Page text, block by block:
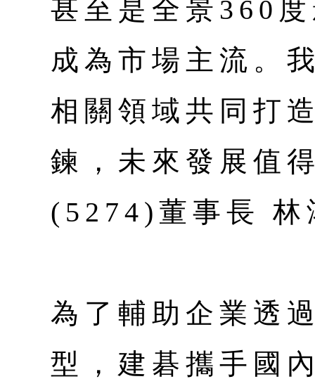
甚至是全景360
成為市場主流。
相關領域共同打
鍊，未來發展值
(5274)董事長 林
為了輔助企業透
型，建碁攜手國